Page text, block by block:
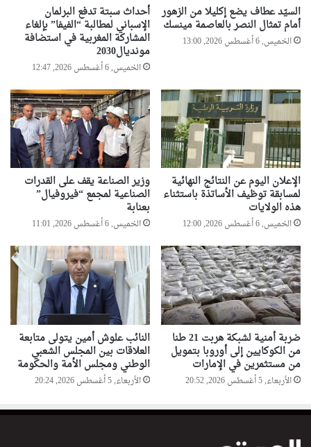
ع
ه
ا
السيّد عطاف يضع إكليلا من الزهور
أمام تمثال النصر بالعاصمة مينسك
الخميس, 6 أغسطس 2026, 13:00
أحداث سبتة تدفع البرلمان
الإسباني لمطالبة “الفيفا” بإلغاء
المشاركة المغربية في استضافة
مونديال2030
الخميس, 6 أغسطس 2026, 12:47
الإعلان اليوم عن النتائج النهائية
لمسابقة توظيف الأساتذة باستثناء
هذه الولايات
الخميس, 6 أغسطس 2026, 12:00
وزير الصناعة يقف على القدرات
الصناعية لمجمع “فيروفيال”
بعنابة
الخميس, 6 أغسطس 2026, 11:01
ضربة أمنية لشبكة هربت 21 طنا
من الكوكايين إلى أوروبا بتمويل
من مستثمرين في الإمارات
الأربعاء, 5 أغسطس 2026, 20:52
النائب علوش أمين يتولى متابعة
العلاقات بين المجلس الشعبي
الوطني ومجلس الأمة والحكومة
الأربعاء, 5 أغسطس 2026, 20:24